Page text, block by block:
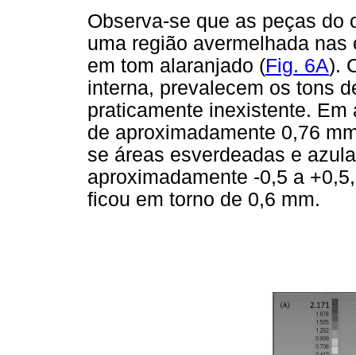
Observa-se que as peças do
uma região avermelhada
em tom alaranjado (Fig. 6A).
interna, prevalecem os tons
praticamente inexistente.
de aproximadamente 0,76
se áreas esverdeadas e
aproximadamente -0,5 a
ficou em torno de 0,6 mm.